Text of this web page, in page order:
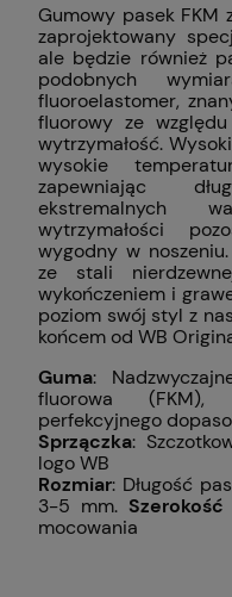
Gumowy pasek FKM
zaprojektowany
ale będzie również
podobnych
fluoroelastomer,
fluorowy ze
wytrzymałość.
wysokie
zapewniając
ekstremalnych
wytrzymałości
wygodny w
ze stali
wykończeniem i
poziom swój styl z
końcem od WB
Guma:
fluorowa
perfekcyjnego
Sprzączka:
logo WB
Rozmiar: Długość
3-5 mm.
mocowania